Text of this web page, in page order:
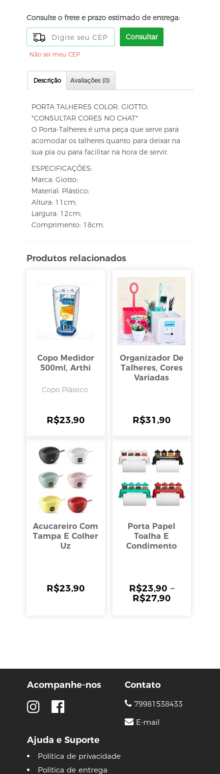
Consulte o frete e prazo estimado de entrega:
Consultar
Não sei meu CEP
Descrição Avaliações (0)
PORTA TALHERES COLOR, GIOTTO:
*CONSULTAR CORES NO CHAT*
O Porta-Talheres é uma peça que serve para
acomodar os talheres quanto para deixar na
sua pia ou para facilitar na hora de servir.
ESPECIFICAÇÕES:
Marca: Giotto;
Material: Plástico;
Altura: 11cm;
Largura: 12cm;
Comprimento: 18cm.
Produtos relacionados
Copo Medidor
500ml, Arthi
Copo Plástico
R$23,90
Organizador De
Talheres, Cores
Variadas
R$31,90
Acucareiro Com
Tampa E Colher
Uz
R$23,90
Porta Papel
Toalha E
Condimento
R$23,90 –
R$27,90
Acompanhe-nos
Ajuda e Suporte
Política de privacidade
Política de entrega
Contato
79981538433
E-mail